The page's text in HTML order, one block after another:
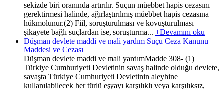
sekizde biri oranında artırılır. Suçun müebbet hapis cezasını
gerektirmesi halinde, ağırlaştırılmış müebbet hapis cezasına
hükmolunur.(2) Fiil, soruşturulması ve kovuşturulması
şikayete bağlı suçlardan ise, soruşturma... +Devamını oku
Düşman devlete maddi ve mali yardım Suçu Ceza Kanunu
Maddesi ve Cezası
Düşman devlete maddi ve mali yardımMadde 308- (1)
Türkiye Cumhuriyeti Devletinin savaş halinde olduğu devlete,
savaşta Türkiye Cumhuriyeti Devletinin aleyhine
kullanılabilecek her türlü eşyayı karşılıklı veya karşılıksız,